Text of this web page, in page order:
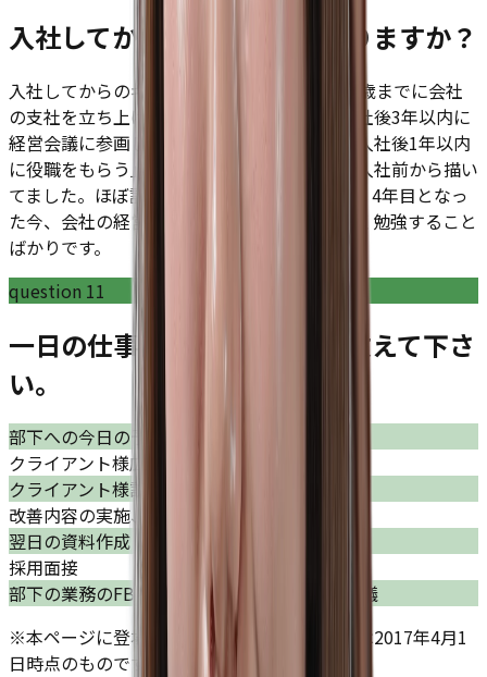
入社してからのギャップはありますか？
入社してからのギャップはありません。「30歳までに会社
の支社を立ち上げて地元広島に帰る」→「入社後3年以内に
経営会議に参画して経営の勉強をする」→「入社後1年以内
に役職をもらう」といったキャリアプランを入社前から描い
てました。ほぼ計画どおりに実現できており、4年目となっ
た今、会社の経営戦略を学ぶ機会もとても多く勉強すること
ばかりです。
question 11
一日の仕事のスケジュールを教えて下さ
い。
部下への今日の予定確認、指示出し
クライアント様広告配信データの分析
クライアント様訪問、現状と改善方針の報告
改善内容の実施、導入
翌日の資料作成
採用面接
部下の業務のFBと成績確認、達成への戦略会議
※本ページに登場している社員に関する情報は2017年4月1
日時点のものです。